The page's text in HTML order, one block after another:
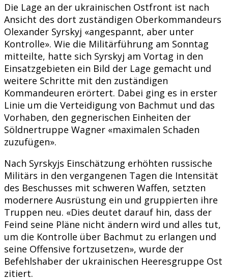
Die Lage an der ukrainischen Ostfront ist nach
Ansicht des dort zuständigen Oberkommandeurs
Olexander Syrskyj «angespannt, aber unter
Kontrolle». Wie die Militärführung am Sonntag
mitteilte, hatte sich Syrskyj am Vortag in den
Einsatzgebieten ein Bild der Lage gemacht und
weitere Schritte mit den zuständigen
Kommandeuren erörtert. Dabei ging es in erster
Linie um die Verteidigung von Bachmut und das
Vorhaben, den gegnerischen Einheiten der
Söldnertruppe Wagner «maximalen Schaden
zuzufügen».
Nach Syrskyjs Einschätzung erhöhten russische
Militärs in den vergangenen Tagen die Intensität
des Beschusses mit schweren Waffen, setzten
modernere Ausrüstung ein und gruppierten ihre
Truppen neu. «Dies deutet darauf hin, dass der
Feind seine Pläne nicht ändern wird und alles tut,
um die Kontrolle über Bachmut zu erlangen und
seine Offensive fortzusetzen», wurde der
Befehlshaber der ukrainischen Heeresgruppe Ost
zitiert.